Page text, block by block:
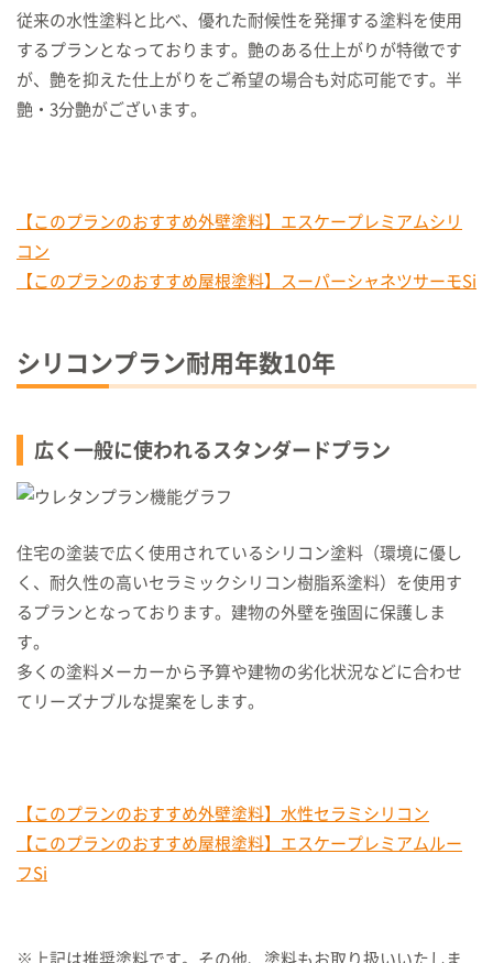
従来の水性塗料と比べ、優れた耐候性を発揮する塗料を使用
するプランとなっております。艶のある仕上がりが特徴です
が、艶を抑えた仕上がりをご希望の場合も対応可能です。半
艶・3分艶がございます。
【このプランのおすすめ外壁塗料】エスケープレミアムシリ
コン
【このプランのおすすめ屋根塗料】スーパーシャネツサーモSi
シリコンプラン耐用年数10年
広く一般に使われるスタンダードプラン
住宅の塗装で広く使用されているシリコン塗料（環境に優し
く、耐久性の高いセラミックシリコン樹脂系塗料）を使用す
るプランとなっております。建物の外壁を強固に保護しま
す。
多くの塗料メーカーから予算や建物の劣化状況などに合わせ
てリーズナブルな提案をします。
【このプランのおすすめ外壁塗料】水性セラミシリコン
【このプランのおすすめ屋根塗料】エスケープレミアムルー
フSi
※上記は推奨塗料です。その他、塗料もお取り扱いいたしま